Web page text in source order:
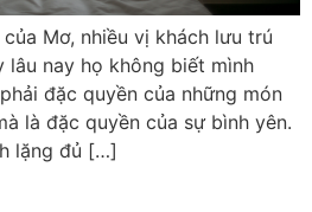
Mơ, nhiều vị khách lưu trú
lâu nay họ không biết mình
đặc quyền của những món
là đặc quyền của sự bình yên.
lặng đủ […]